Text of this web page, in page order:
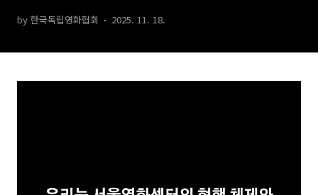
울시는 서울시네마테크 원안
복구를 논의하는 공론장을 열
어라!
by 한국독립영화협회 2025. 11. 18.